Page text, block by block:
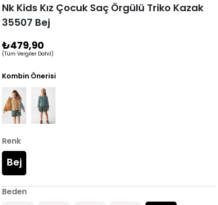
Nk Kids Kız Çocuk Saç Örgülü Triko Kazak
35507 Bej
₺479,90
(Tüm Vergiler Dahil)
Kombin Önerisi
Renk
Bej
Beden